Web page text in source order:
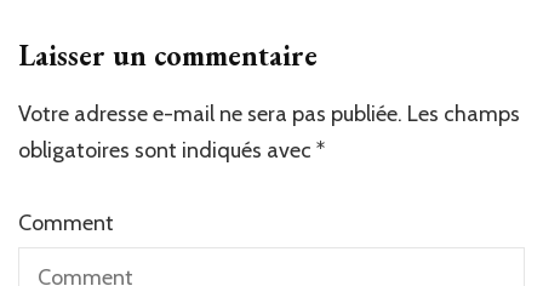
Laisser un commentaire
Votre adresse e-mail ne sera pas publiée. Les champs
obligatoires sont indiqués avec *
Comment